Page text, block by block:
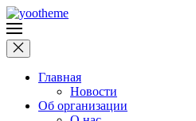
Главная
Новости
Об организации